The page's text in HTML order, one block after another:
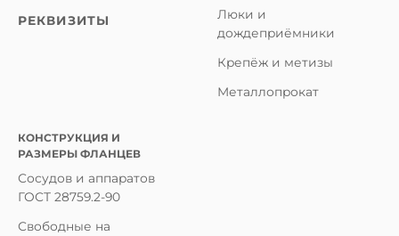
РЕКВИЗИТЫ
Люки и
дождеприёмники
Крепёж и метизы
Металлопрокат
КОНСТРУКЦИЯ И
РАЗМЕРЫ ФЛАНЦЕВ
Сосудов и аппаратов
ГОСТ 28759.2-90
Свободные на